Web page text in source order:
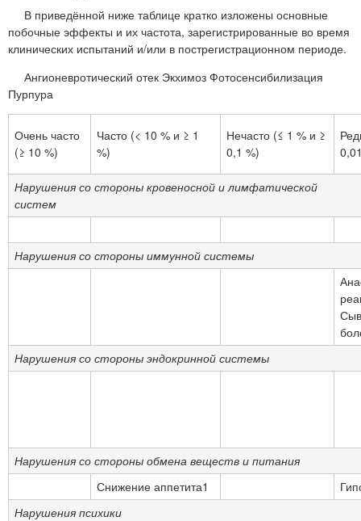
В приведённой ниже таблице кратко изложены основные
побочные эффекты и их частота, зарегистрированные во время
клинических испытаний и/или в пострегистрационном периоде.
Ангионевротический отек Экхимоз Фотосенсибилизация
Пурпура
Очень часто
(≥ 10 %)
Часто (< 10 % и ≥ 1
%)
Нечасто (≤ 1 % и ≥
0,1 %)
Нарушения со стороны кровеносной и лимфатической
систем
Нарушения со стороны иммунной системы
Нарушения со стороны эндокринной системы
Нарушения со стороны обмена веществ и питания
Снижение аппетита1
Нарушения психики